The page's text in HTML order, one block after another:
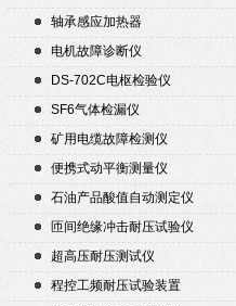
轴承感应加热器
电机故障诊断仪
DS-702C电枢检验仪
SF6气体检漏仪
矿用电缆故障检测仪
便携式动平衡测量仪
石油产品酸值自动测定仪
匝间绝缘冲击耐压试验仪
超高压耐压测试仪
程控工频耐压试验装置